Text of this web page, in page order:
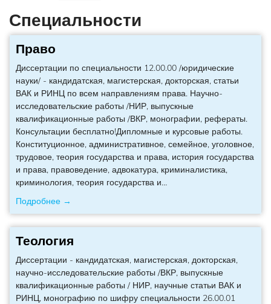
Специальности
Право
Диссертации по специальности 12.00.00 /юридические
науки/ - кандидатская, магистерская, докторская, статьи
ВАК и РИНЦ по всем направлениям права. Научно-
исследовательские работы /НИР, выпускные
квалификационные работы /ВКР, монографии, рефераты.
Консультации бесплатно!Дипломные и курсовые работы.
Конституционное, административное, семейное, уголовное,
трудовое, теория государства и права, история государства
и права, правоведение, адвокатура, криминалистика,
криминология, теория государства и…
Подробнее →
Теология
Диссертации - кандидатская, магистерская, докторская,
научно-исследовательские работы /ВКР, выпускные
квалификационные работы / НИР, научные статьи ВАК и
РИНЦ, монографию по шифру специальности 26.00.01